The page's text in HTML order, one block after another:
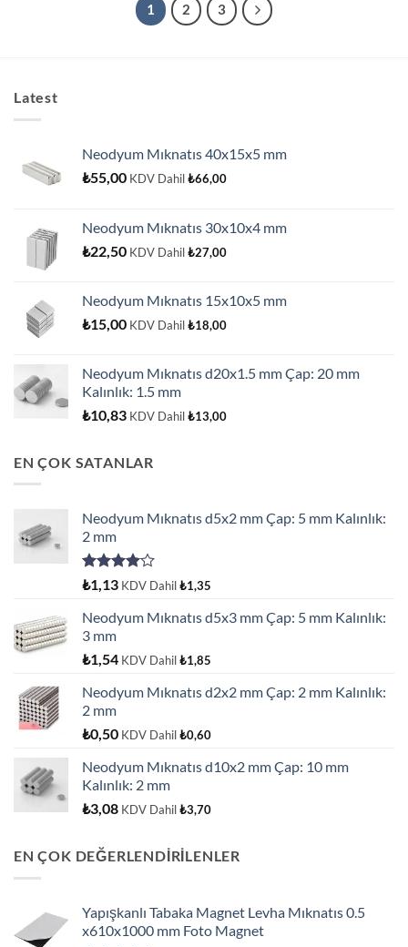
1 2 3
Latest
Neodyum Mıknatıs 40x15x5 mm
₺55,00 KDV Dahil₺66,00
Neodyum Mıknatıs 30x10x4 mm
₺22,50 KDV Dahil₺27,00
Neodyum Mıknatıs 15x10x5 mm
₺15,00 KDV Dahil₺18,00
Neodyum Mıknatıs d20x1.5 mm Çap: 20 mm
Kalınlık: 1.5 mm
₺10,83 KDV Dahil₺13,00
EN ÇOK SATANLAR
Neodyum Mıknatıs d5x2 mm Çap: 5 mm Kalınlık:
2 mm
5
üzerinden
4.00
oy
aldı
₺1,13 KDV Dahil₺1,35
Neodyum Mıknatıs d5x3 mm Çap: 5 mm Kalınlık:
3 mm
₺1,54 KDV Dahil₺1,85
Neodyum Mıknatıs d2x2 mm Çap: 2 mm Kalınlık:
2 mm
₺0,50 KDV Dahil₺0,60
Neodyum Mıknatıs d10x2 mm Çap: 10 mm
Kalınlık: 2 mm
₺3,08 KDV Dahil₺3,70
EN ÇOK DEĞERLENDİRİLENLER
Yapışkanlı Tabaka Magnet Levha Mıknatıs 0.5
x610x1000 mm Foto Magnet